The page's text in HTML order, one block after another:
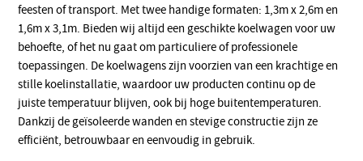
feesten of transport. Met twee handige formaten: 1,3m x 2,6m en
1,6m x 3,1m. Bieden wij altijd een geschikte koelwagen voor uw
behoefte, of het nu gaat om particuliere of professionele
toepassingen. De koelwagens zijn voorzien van een krachtige en
stille koelinstallatie, waardoor uw producten continu op de
juiste temperatuur blijven, ook bij hoge buitentemperaturen.
Dankzij de geïsoleerde wanden en stevige constructie zijn ze
efficiënt, betrouwbaar en eenvoudig in gebruik.